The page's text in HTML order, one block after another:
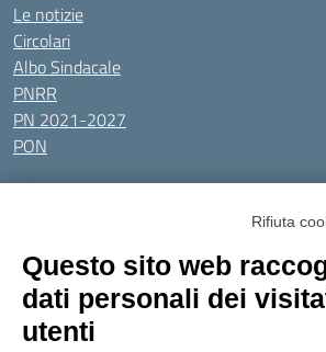
Le notizie
Circolari
Albo Sindacale
PNRR
PN 2021-2027
PON
Tutti gli argomenti
Amministrazione Trasparente
Dichiarazione di accessibilitàObiettivi di
Seguici su:
Rifiuta
Questo sito web
dati personali dei
utenti